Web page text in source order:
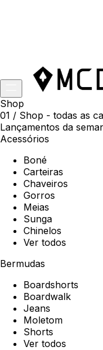
Shop
01 / Shop - todas as
Lançamentos da
Acessórios
Boné
Carteiras
Chaveiros
Gorros
Meias
Sunga
Chinelos
Ver todos
Bermudas
Boardshorts
Boardwalk
Jeans
Moletom
Shorts
Ver todos